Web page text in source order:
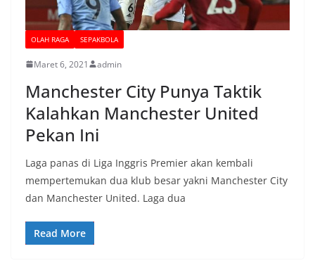
OLAH RAGA SEPAKBOLA
Maret 6, 2021 admin
Manchester City Punya Taktik
Kalahkan Manchester United
Pekan Ini
Laga panas di Liga Inggris Premier akan kembali
mempertemukan dua klub besar yakni Manchester City
dan Manchester United. Laga dua
Read More